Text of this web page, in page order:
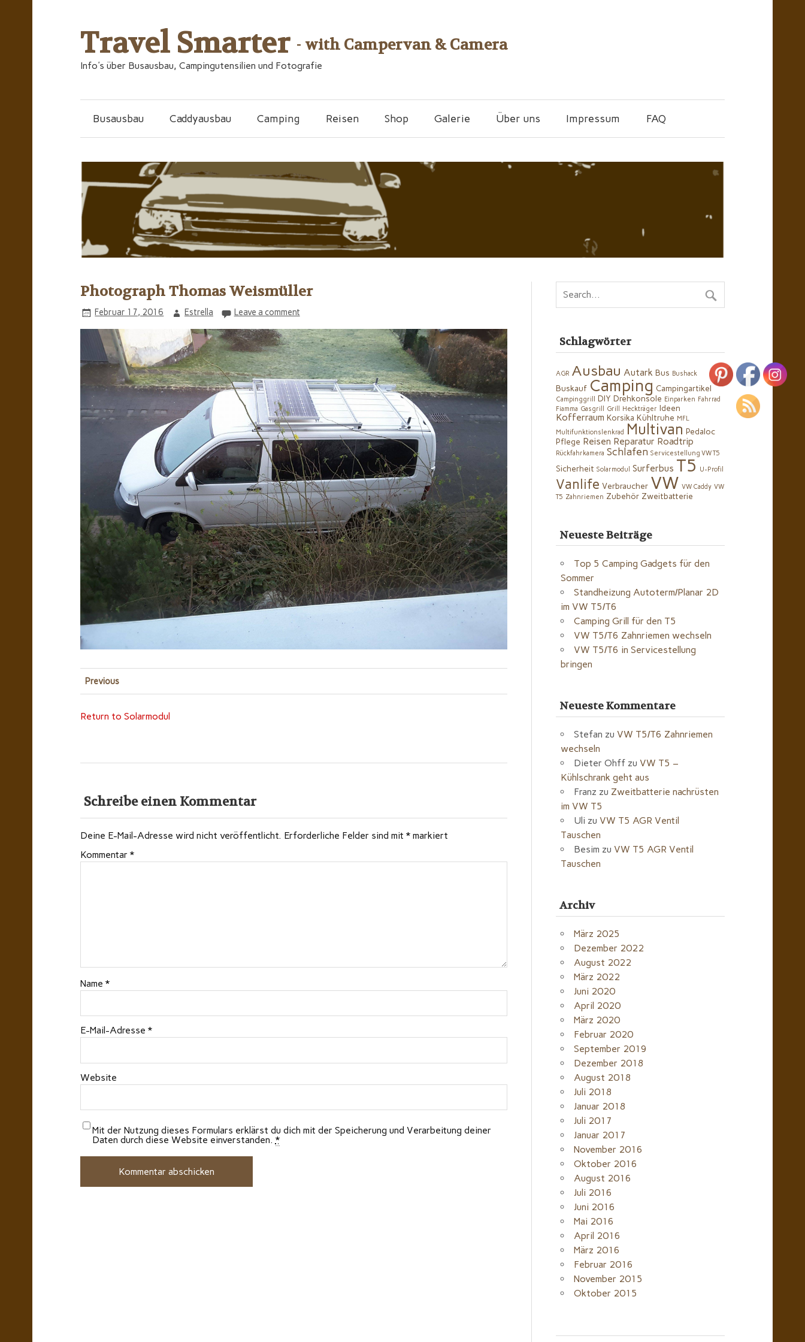
Travel Smarter - with Campervan & Camera
Info's über Busausbau, Campingutensilien und Fotografie
Busausbau Caddyausbau Camping Reisen Shop Galerie Über uns Impressum FAQ
Photograph Thomas Weismüller
Februar 17, 2016 Estrella Leave a comment
Previous
Return to Solarmodul
Schreibe einen Kommentar
Deine E-Mail-Adresse wird nicht veröffentlicht. Erforderliche Felder sind mit *markiert
Kommentar *
Name *
E-Mail-Adresse *
Website
Mit der Nutzung dieses Formulars erklärst du dich mit der Speicherung und Verarbeitung deiner
Daten durch diese Website einverstanden. *
Schlagwörter
AGR Ausbau Autark Bus Bushack
Buskauf Camping Campingartikel
Campinggrill DIY Drehkonsole Einparken Fahrrad
Fiamma Gasgrill Grill Heckträger Ideen
Kofferraum Korsika Kühltruhe MFL
Multifunktionslenkrad
Multivan Pedaloc
Pflege Reisen Reparatur Roadtrip
Rückfahrkamera Schlafen Servicestellung VW T5
Sicherheit Solarmodul Surferbus T5 U-Profil
Vanlife Verbraucher VW VW Caddy VW
T5 Zahnriemen Zubehör Zweitbatterie
Neueste Beiträge
Top 5 Camping Gadgets für den
Sommer
Standheizung Autoterm/Planar 2D
im VW T5/T6
Camping Grill für den T5
VW T5/T6 Zahnriemen wechseln
VW T5/T6 in Servicestellung
bringen
Neueste Kommentare
Stefan zuVW T5/T6 Zahnriemen
wechseln
Dieter Ohff zuVW T5 –
Kühlschrank geht aus
Franz zu Zweitbatterie nachrüsten
im VW T5
Uli zuVW T5 AGR Ventil
Tauschen
Besim zuVW T5 AGR Ventil
Tauschen
Archiv
März 2025
Dezember 2022
August 2022
März 2022
Juni 2020
April 2020
März 2020
Februar 2020
September 2019
Dezember 2018
August 2018
Juli 2018
Januar 2018
Juli 2017
Januar 2017
November 2016
Oktober 2016
August 2016
Juli 2016
Juni 2016
Mai 2016
April 2016
März 2016
Februar 2016
November 2015
Oktober 2015